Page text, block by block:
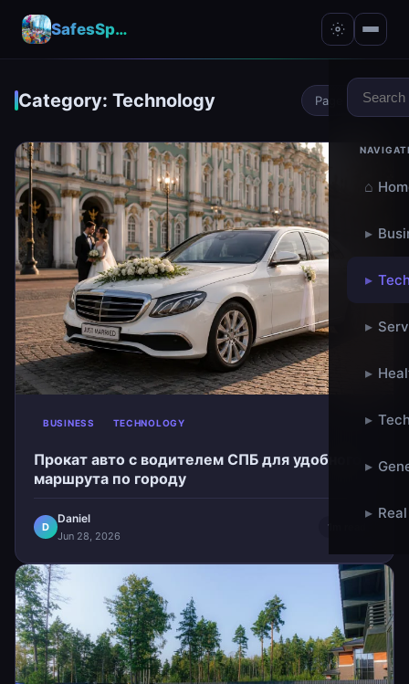
SafesSpace – A Secure Place for Growth & Support
⌂
▸
▸
▸
▸
▸
▸
▸
Category: Technology Page 2 of 6
BUSINESS TECHNOLOGY
Прокат авто с водителем СПБ для удобного
маршрута по городу
D
Daniel
Jun 28, 2026
1m read